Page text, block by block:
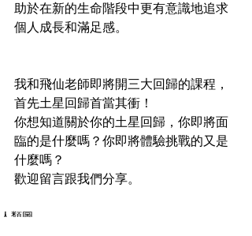
助於在新的生命階段中更有意識地追求
個人成長和滿足感。
我和飛仙老師即將開三大回歸的課程，
首先土星回歸首當其衝！
你想知道關於你的土星回歸，你即將面
臨的是什麼嗎？你即將體驗挑戰的又是
什麼嗎？
歡迎留言跟我們分享。
人類圖